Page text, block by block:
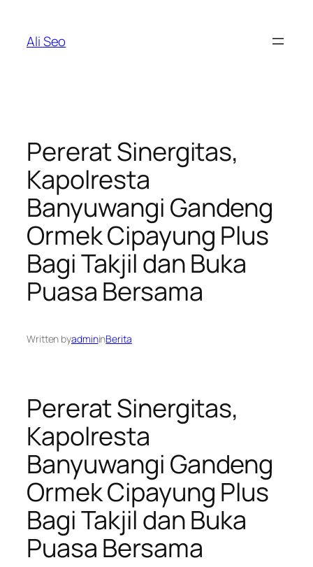
content
Ali Seo
Pererat Sinergitas,
Kapolresta
Banyuwangi Gandeng
Ormek Cipayung Plus
Bagi Takjil dan Buka
Puasa Bersama
Written byadmininBerita
Pererat Sinergitas,
Kapolresta
Banyuwangi Gandeng
Ormek Cipayung Plus
Bagi Takjil dan Buka
Puasa Bersama